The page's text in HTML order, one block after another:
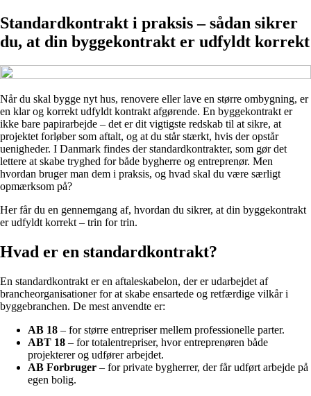
Standardkontrakt i praksis – sådan sikrer
du, at din byggekontrakt er udfyldt korrekt
Når du skal bygge nyt hus, renovere eller lave en større ombygning, er
en klar og korrekt udfyldt kontrakt afgørende. En byggekontrakt er
ikke bare papirarbejde – det er dit vigtigste redskab til at sikre, at
projektet forløber som aftalt, og at du står stærkt, hvis der opstår
uenigheder. I Danmark findes der standardkontrakter, som gør det
lettere at skabe tryghed for både bygherre og entreprenør. Men
hvordan bruger man dem i praksis, og hvad skal du være særligt
opmærksom på?
Her får du en gennemgang af, hvordan du sikrer, at din byggekontrakt
er udfyldt korrekt – trin for trin.
Hvad er en standardkontrakt?
En standardkontrakt er en aftaleskabelon, der er udarbejdet af
brancheorganisationer for at skabe ensartede og retfærdige vilkår i
byggebranchen. De mest anvendte er:
AB 18 – for større entrepriser mellem professionelle parter.
ABT 18 – for totalentrepriser, hvor entreprenøren både
projekterer og udfører arbejdet.
AB Forbruger – for private bygherrer, der får udført arbejde på
egen bolig.